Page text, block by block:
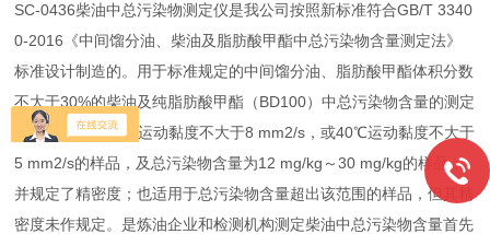
SC-0436柴油中总污染物测定仪是我公司按照新标准符合GB/T 3340
0-2016《中间馏分油、柴油及脂肪酸甲酯中总污染物含量测定法》
标准设计制造的。用于标准规定的中间馏分油、脂肪酸甲酯体积分数
不大于30%的柴油及纯脂肪酸甲酯（BD100）中总污染物含量的测定
方法。也用于20℃运动黏度不大于8 mm2/s，或40℃运动黏度不大于
5 mm2/s的样品，及总污染物含量为12 mg/kg～30 mg/kg的样品，
并规定了精密度；也适用于总污染物含量超出该范围的样品，但其精
密度未作规定。是炼油企业和检测机构测定柴油中总污染物含量首先